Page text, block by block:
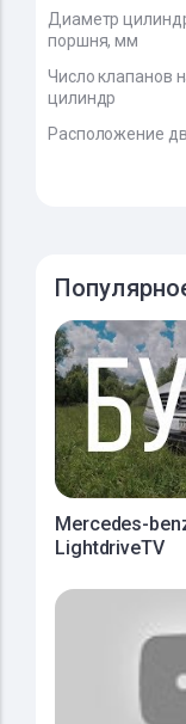
Диаметр
поршня, мм
Число клапанов
цилиндр
Расположение
Mercedes-
LightdriveTV